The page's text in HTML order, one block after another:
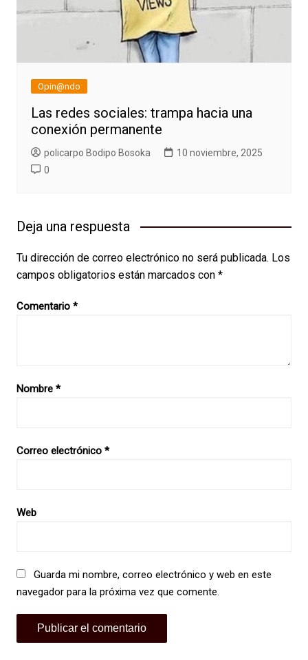
Opin@ndo
Las redes sociales: trampa hacia una
conexión permanente
policarpo Bodipo Bosoka
10 noviembre, 2025
0
Deja una respuesta
Tu dirección de correo electrónico no será publicada. Los
campos obligatorios están marcados con *
Comentario *
Nombre *
Correo electrónico *
Web
Guarda mi nombre, correo electrónico y web en este
navegador para la próxima vez que comente.